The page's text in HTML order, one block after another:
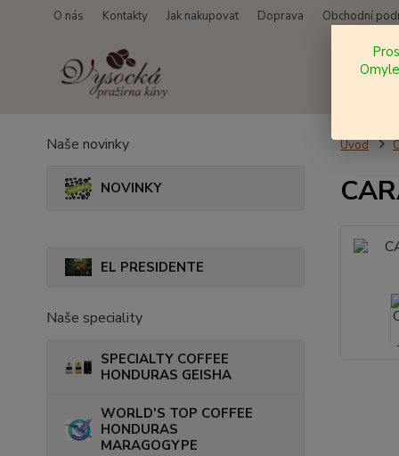
O nás Kontakty Jak nakupovat Doprava Obchodní
Naše novinky
NOVINKY
EL PRESIDENTE
Naše speciality
SPECIALTY COFFEE
HONDURAS GEISHA
WORLD'S TOP COFFEE
HONDURAS
MARAGOGYPE
Úvod